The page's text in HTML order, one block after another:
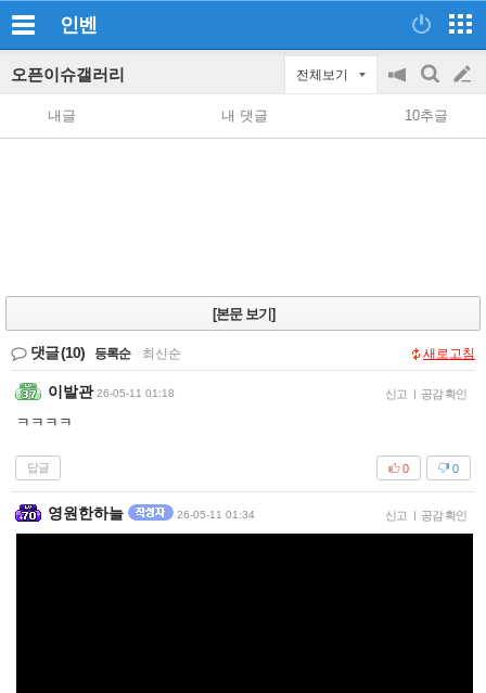
인벤
오픈이슈갤러리 전체보기
공
지
on/off
검
색
글
쓰
내글 내 댓글 10추글
[본문 보기]
댓글(10) 등록순 최신순 새로고침
이발관 26-05-11 01:18 신고 | 공감 확인
ㅋㅋㅋㅋ
답글 0
0
영원한하늘 26-05-11 01:34 신고 | 공감 확인